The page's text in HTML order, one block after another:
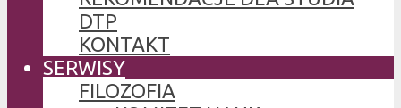
DTP
KONTAKT
SERWISY
FILOZOFIA